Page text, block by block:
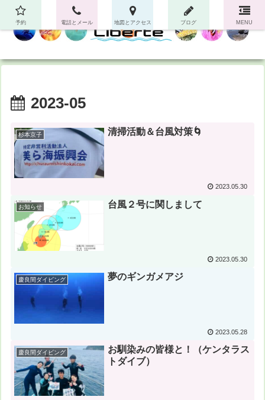
2023-05
杉本京子 清掃活動＆台風対策🌀
2023.05.30
お知らせ 台風２号に関しまして
2023.05.30
慶良間ダイビング 夢のギンガメアジ
2023.05.28
慶良間ダイビング
お馴染みの皆様と！（ケンタラス
トダイブ）
予約 電話とメール 地図とアクセス ブログ MENU